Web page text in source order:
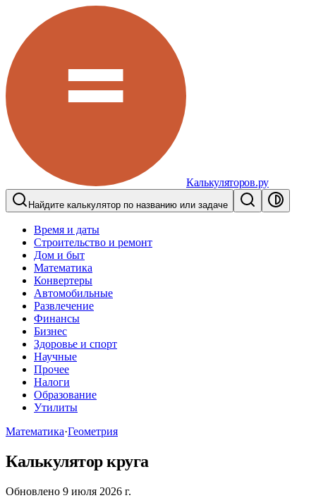
Калькуляторов.ру
Найдите калькулятор по названию или задаче
Время и даты
Строительство и ремонт
Дом и быт
Математика
Конвертеры
Автомобильные
Развлечение
Финансы
Бизнес
Здоровье и спорт
Научные
Прочее
Налоги
Образование
Утилиты
Математика·Геометрия
Калькулятор круга
Обновлено 9 июля 2026 г.